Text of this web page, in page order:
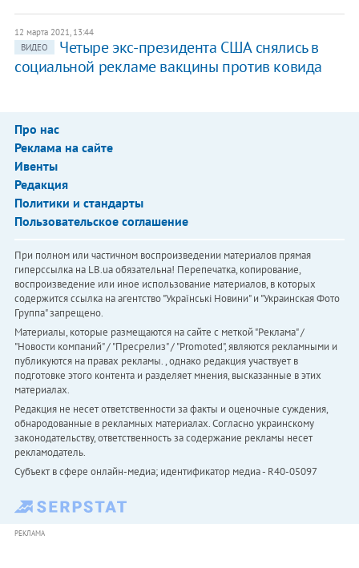
12 марта 2021, 13:44
ВИДЕО
​Четыре экс-президента США снялись в
социальной рекламе вакцины против ковида
Про нас
Реклама на сайте
Ивенты
Редакция
Политики и стандарты
Пользовательское соглашение
При полном или частичном воспроизведении материалов прямая
гиперссылка на LB.ua обязательна! Перепечатка, копирование,
воспроизведение или иное использование материалов, в которых
содержится ссылка на агентство "Українськi Новини" и "Украинская Фото
Группа" запрещено.
Материалы, которые размещаются на сайте с меткой "Реклама" /
"Новости компаний" / "Пресрелиз" / "Promoted", являются рекламными и
публикуются на правах рекламы. , однако редакция участвует в
подготовке этого контента и разделяет мнения, высказанные в этих
материалах.
Редакция не несет ответственности за факты и оценочные суждения,
обнародованные в рекламных материалах. Согласно украинскому
законодательству, ответственность за содержание рекламы несет
рекламодатель.
Субъект в сфере онлайн-медиа; идентификатор медиа - R40-05097
РЕКЛАМА